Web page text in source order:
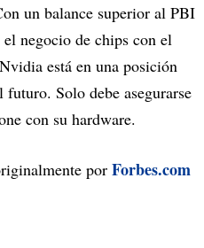
un balance superior al PBI
negocio de chips con el
está en una posición
Solo debe asegurarse
con su hardware.
por Forbes.com